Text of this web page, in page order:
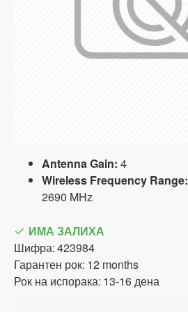
Antenna Gain: 4
Wireless Frequency Range:
2690 MHz
ИМА ЗАЛИХА
Шифра:423984
Гарантен рок: 12 months
Рок на испорака: 13-16 дена